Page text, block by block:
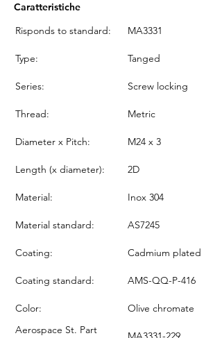
Caratteristiche
Risponds to standard:
MA3331
Type: Tanged
Series: Screw locking
Thread: Metric
Diameter x Pitch: M24 x 3
Length (x diameter): 2D
Material: Inox 304
Material standard: AS7245
Coating: Cadmium plated
Coating standard: AMS-QQ-P-416
Color:
Olive chromate
Aerospace St. Part